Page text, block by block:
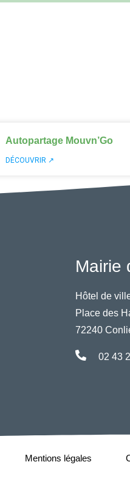
Autopartage Mouvn’Go
DÉCOUVRIR ↗
Mairie
Hôtel de
Place des
72240
02 43
Mentions légales